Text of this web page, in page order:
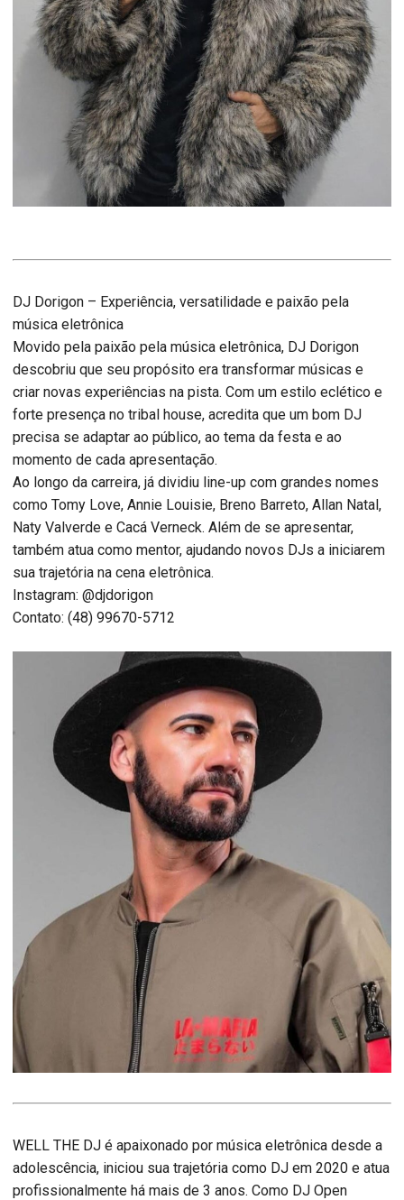
DJ Dorigon – Experiência, versatilidade e paixão pela
música eletrônica
Movido pela paixão pela música eletrônica, DJ Dorigon
descobriu que seu propósito era transformar músicas e
criar novas experiências na pista. Com um estilo eclético e
forte presença no tribal house, acredita que um bom DJ
precisa se adaptar ao público, ao tema da festa e ao
momento de cada apresentação.
Ao longo da carreira, já dividiu line-up com grandes nomes
como Tomy Love, Annie Louisie, Breno Barreto, Allan Natal,
Naty Valverde e Cacá Verneck. Além de se apresentar,
também atua como mentor, ajudando novos DJs a iniciarem
sua trajetória na cena eletrônica.
Instagram: @djdorigon
Contato: (48) 99670-5712
WELL THE DJ é apaixonado por música eletrônica desde a
adolescência, iniciou sua trajetória como DJ em 2020 e atua
profissionalmente há mais de 3 anos. Como DJ Open